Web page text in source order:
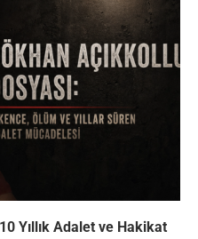
Yıllık Adalet ve Hakikat